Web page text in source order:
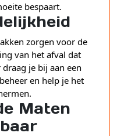
bespaart.
zorgen voor de
van het afval dat
je bij aan een
en help je het
Maten